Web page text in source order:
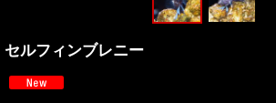
セルフィンブレニー